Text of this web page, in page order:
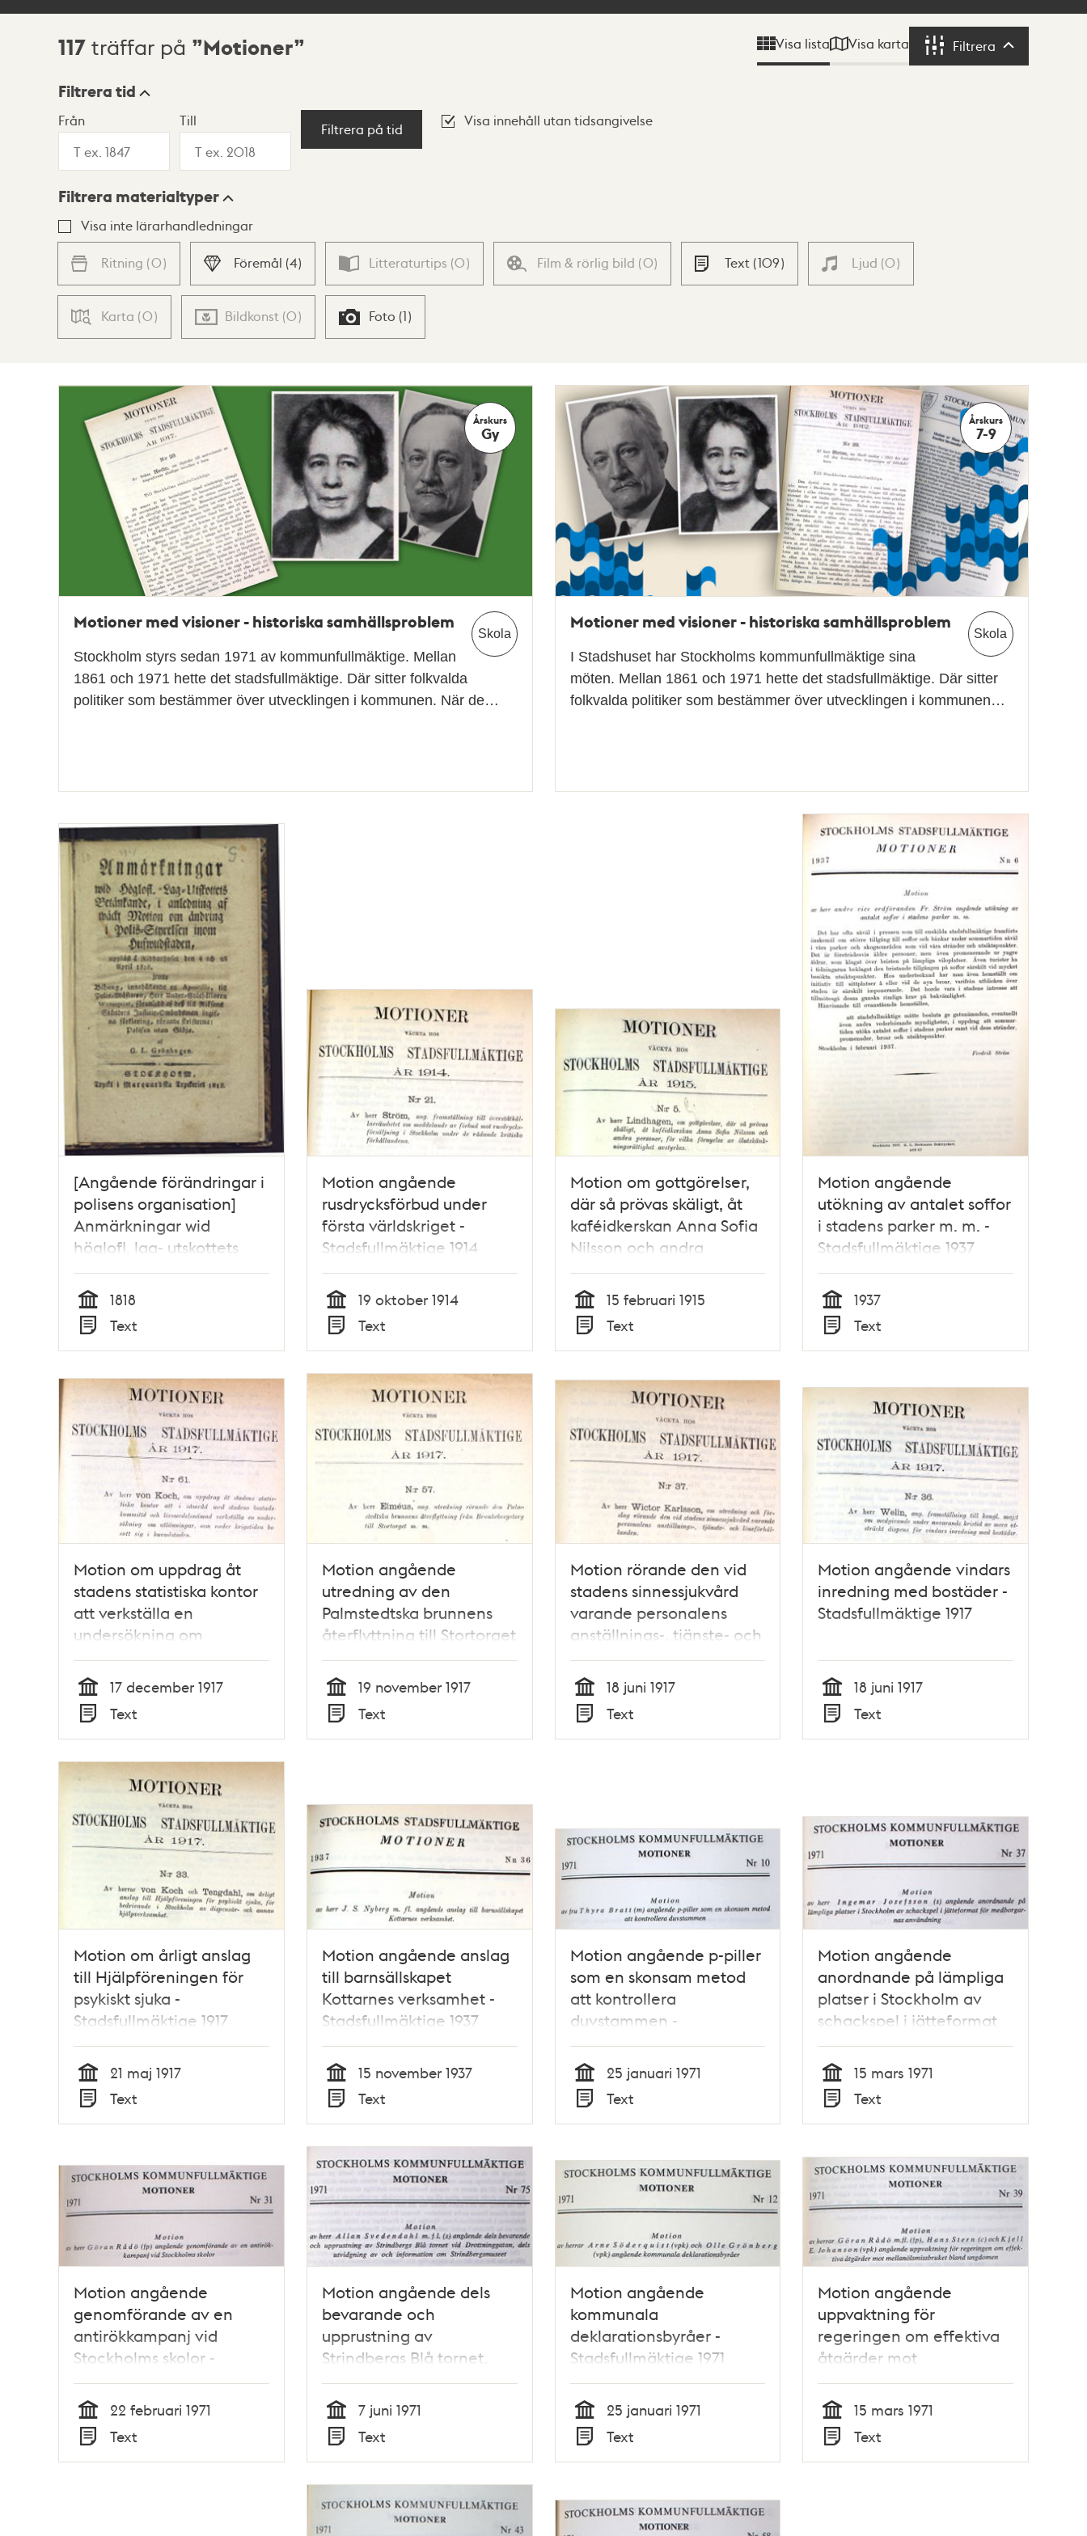
Sökresultat
117 träffar på Motioner Visa lista Visa karta Filtrera Filtrera
Visningsläge
Lista Karta
Filtrera tid
Från Till
Filtrera på tid
Visa innehåll utan tidsangivelse
Filtrera materialtyper
Visa inte lärarhandledningar
Ritning (0) Föremål (4) Litteraturtips (0) Film & rörlig bild (0) Text (109) Ljud (0)
Karta (0) Bildkonst (0) Foto (1)
Årskurs
Gy
Skola
Motioner med visioner - historiska samhällsproblem
Stockholm styrs sedan 1971 av kommunfullmäktige. Mellan
1861 och 1971 hette det stadsfullmäktige. Där sitter folkvalda
politiker som bestämmer över utvecklingen i kommunen. När de…
Årskurs
7-9
Skola
Motioner med visioner - historiska samhällsproblem
I Stadshuset har Stockholms kommunfullmäktige sina
möten. Mellan 1861 och 1971 hette det stadsfullmäktige. Där sitter
folkvalda politiker som bestämmer över utvecklingen i kommunen…
[Angående förändringar i
polisens organisation]
Anmärkningar wid
höglofl. lag- utskottets
betänkande, i anledning
af wäckt motion om
ändring i polis-styrelsen
inom hufwudstaden / G.
L. Grönhagen
Tid
1818
Typ
Text
Motion angående
rusdrycksförbud under
första världskriget -
Stadsfullmäktige 1914
Tid
19 oktober 1914
Typ
Text
Motion om gottgörelser,
där så prövas skäligt, åt
kaféidkerskan Anna Sofia
Nilsson och andra
personer, för vilka
förnyelse av
ölutskänkningsrättighet
avstyrkes -
Stadsfullmäktige 1915
Tid
15 februari 1915
Typ
Text
Motion angående
utökning av antalet soffor
i stadens parker m. m. -
Stadsfullmäktige 1937
Tid
1937
Typ
Text
Motion om uppdrag åt
stadens statistiska kontor
att verkställa en
undersökning om
utlänningar, som under
krigstiden bosatt sig i
huvudstaden -
Stadsfullmäktige 1917
Tid
17 december 1917
Text
Motion angående
utredning av den
Palmstedtska brunnens
återflyttning till Stortorget
från Brunkebergstorg -
Stadsfullmäktige 1917
Tid
19 november 1917
Text
Motion rörande den vid
stadens sinnessjukvård
varande personalens
anställnings-, tjänste- och
löneförhållanden -
Stadsfullmäktige 1917
Tid
18 juni 1917
Text
Motion angående vindars
inredning med bostäder -
Stadsfullmäktige 1917
Tid
18 juni 1917
Text
Motion om årligt anslag
till Hjälpföreningen för
psykiskt sjuka -
Stadsfullmäktige 1917
Tid
21 maj 1917
Typ
Text
Motion angående anslag
till barnsällskapet
Kottarnes verksamhet -
Stadsfullmäktige 1937
Tid
15 november 1937
Typ
Text
Motion angående p-piller
som en skonsam metod
att kontrollera
duvstammen -
Stadsfullmäktige 1971
Tid
25 januari 1971
Typ
Text
Motion angående
anordnande på lämpliga
platser i Stockholm av
schackspel i jätteformat
för medborgarnas
användning -
Stadsfullmäktige 1971
Tid
15 mars 1971
Typ
Text
Motion angående
genomförande av en
antirökkampanj vid
Stockholms skolor -
Stadsfullmäktige 1971
Tid
22 februari 1971
Typ
Text
Motion angående dels
bevarande och
upprustning av
Strindbergs Blå tornet,
dels utvidgning av och
information om
Strindbergsmuseet –
Stadsfullmäktige 1971
Tid
7 juni 1971
Typ
Text
Motion angående
kommunala
deklarationsbyråer -
Stadsfullmäktige 1971
Tid
25 januari 1971
Typ
Text
Motion angående
uppvaktning för
regeringen om effektiva
åtgärder mot
mellanölsmissbruket
bland ungdomen -
Kommunfullmäktige 1971
Tid
15 mars 1971
Typ
Text